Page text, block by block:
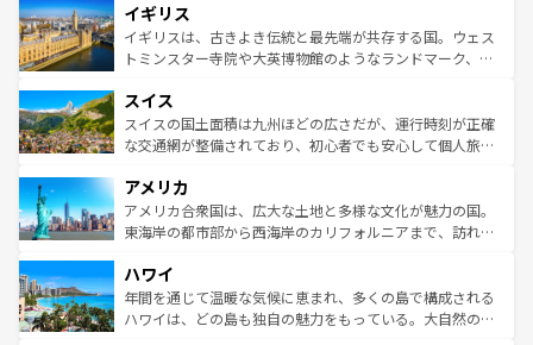
いる。シャンパンの発祥地であるランス、プロヴァンスの
香り高いラベンダー畑など、多彩な楽しみ方が可能だ。さ
らに、パリ以外の地域にも魅力が溢れており、どの街角に
れる地方に足を運ぶとそれぞれで全く異なる文化を体験で
きるだろう。 なお、新着のフランス情報はコンテンツ一覧
を参照してほしい。
顔を持つこの国は、どこを歩いても飽きることがない。ベ
ルリンの文化的活気、バイエルン州のアルプスの絶景、そ
してライン川沿いのワイン畑といった風景は必見。ビール
は、お酒好きな人にはぜひ体験してほしい。 なお、新着の
ドイツ情報はコンテンツ一覧を参照してほしい。
イギリス
イギリスは、古きよき伝統と最先端が共存する国。ウェス
トミンスター寺院や大英博物館のようなランドマーク、歴
リアごとに異なる魅力がある。また、優雅なアフタヌーン
ティー、ビール好きにはたまらない英国パブ、サッカー観
戦など、本場だからこそできる体験も豊富。イギリスを旅
ンツ一覧を参照してほしい。
スイス
スイスの国土面積は九州ほどの広さだが、運行時刻が正確
な交通網が整備されており、初心者でも安心して個人旅行
の建物がそのまま残る町や、スイスならではのユニークな
博物館もあり、アルプス観光だけでなく町歩きも満喫する
ことができる。国民の所得が高いため物価も高いが、旅行
ば市内交通費無料で観光を楽しむこともできる。 なお、新
着のスイス情報はコンテンツ一覧 を参照してほしい。
アメリカ
アメリカ合衆国は、広大な土地と多様な文化が魅力の国。
東海岸の都市部から西海岸のカリフォルニアまで、訪れる
のような巨大都市は、観光、ショッピング、エンターテイ
ンメントが詰まった刺激的なスポットだ。一方、アメリカ
西部には大自然が広がり、グランドキャニオンやイエロー
ハワイ
年間を通じて温暖な気候に恵まれ、多くの島で構成される
ハワイは、どの島も独自の魅力をもっている。大自然の神